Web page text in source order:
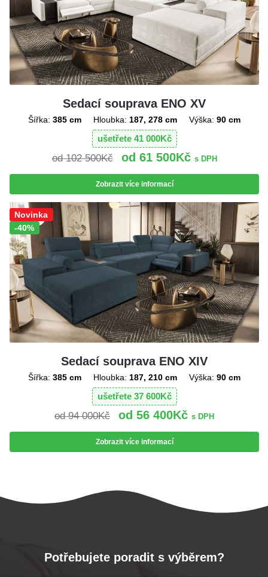
Sedací souprava ENO XV
Šířka: 385 cm Hloubka: 187, 278 cm Výška: 90 cm
ušetřete 41 000Kč
102 500Kč 61 500Kč s DPH
Zobrazit více informací
Sleva!
-40%
Novinka
Sedací souprava ENO XIV
Šířka: 385 cm Hloubka: 187, 210 cm Výška: 90 cm
ušetřete 37 600Kč
94 000Kč 56 400Kč s DPH
Zobrazit více informací
Potřebujete poradit s výběrem?